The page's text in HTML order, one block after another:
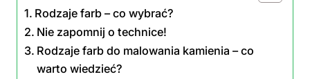
Rodzaje farb – co wybrać?
Nie zapomnij o technice!
Rodzaje farb do malowania kamienia – co
warto wiedzieć?